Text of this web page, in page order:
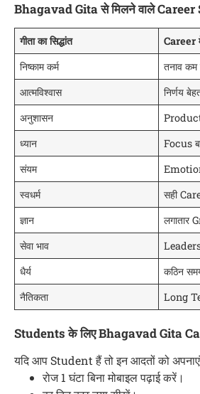
Bhagavad Gita से मिलने वाले
गीता का सिद्धांत
Career
निष्काम कर्म
तनाव कम
आत्मविश्वास
निर्णय
अनुशासन
ध्यान
Focus
संयम
स्वधर्म
सही
ज्ञान
लगातार
सेवा भाव
धैर्य
कठिन
नैतिकता
Long
Students के लिए Bhagavad Gita
यदि आप Student हैं तो इन आदतों को
रोज 1 घंटा बिना मोबाइल पढ़ाई करें।